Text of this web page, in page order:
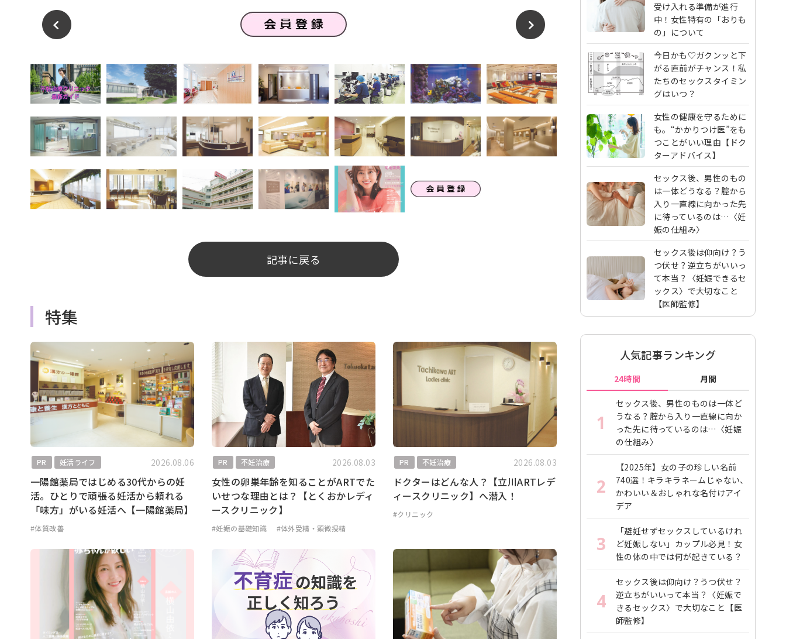
記事に戻る
特集
PR 妊活ライフ 2026.08.06
一陽館薬局ではじめる30代からの妊
活。ひとりで頑張る妊活から頼れる
「味方」がいる妊活へ【一陽館薬局】
#体質改善
PR 不妊治療 2026.08.03
女性の卵巣年齢を知ることがARTでた
いせつな理由とは？【とくおかレディ
ースクリニック】
#妊娠の基礎知識 #体外受精・顕微授精
PR 不妊治療 2026.08.03
ドクターはどんな人？【立川ARTレデ
ィースクリニック】へ潜入！
#クリニック
受け入れる準備が進行
中！女性特有の「おりも
の」について
今日かも♡ガクンッと下
がる直前がチャンス！私
たちのセックスタイミン
グはいつ？
女性の健康を守るために
も。“かかりつけ医”をも
つことがいい理由【ドク
ターアドバイス】
セックス後、男性のもの
は一体どうなる？腟から
入り一直線に向かった先
に待っているのは…〈妊
娠の仕組み〉
セックス後は仰向け？う
つ伏せ？逆立ちがいいっ
て本当？〈妊娠できるセ
ックス〉で大切なこと
【医師監修】
人気記事ランキング
24時間 月間
1
セックス後、男性のものは一体ど
うなる？腟から入り一直線に向か
った先に待っているのは…〈妊娠
の仕組み〉
2
【2025年】女の子の珍しい名前
740選！キラキラネームじゃない、
かわいい＆おしゃれな名付けアイ
デア
3
「避妊せずセックスしているけれ
ど妊娠しない」カップル必見！女
性の体の中では何が起きている？
4
セックス後は仰向け？うつ伏せ？
逆立ちがいいって本当？〈妊娠で
きるセックス〉で大切なこと【医
師監修】